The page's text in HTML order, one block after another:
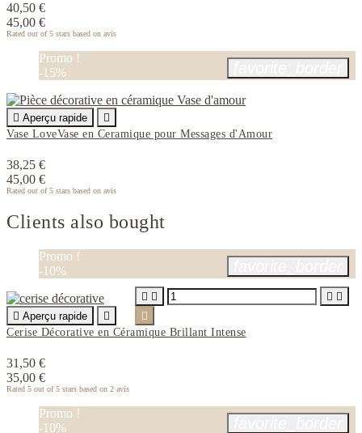
40,50 €
45,00 €
Rated out of 5 stars based on avis
Promo !
-15%
 Aperçu rapide

Vase LoveVase en Ceramique pour Messages d'Amour
38,25 €
45,00 €
Rated out of 5 stars based on avis
Clients also bought
Promo !
-10%
 Aperçu rapide

Cerise Décorative en Céramique Brillant Intense
31,50 €
35,00 €
Rated 5 out of 5 stars based on 2 avis
   

Promo !
-10%